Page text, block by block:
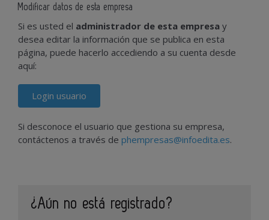
Modificar datos de esta empresa
Si es usted el administrador de esta empresa y
desea editar la información que se publica en esta
página, puede hacerlo accediendo a su cuenta desde
aquí:
Login usuario
Si desconoce el usuario que gestiona su empresa,
contáctenos a través de phempresas@infoedita.es.
¿Aún no está registrado?